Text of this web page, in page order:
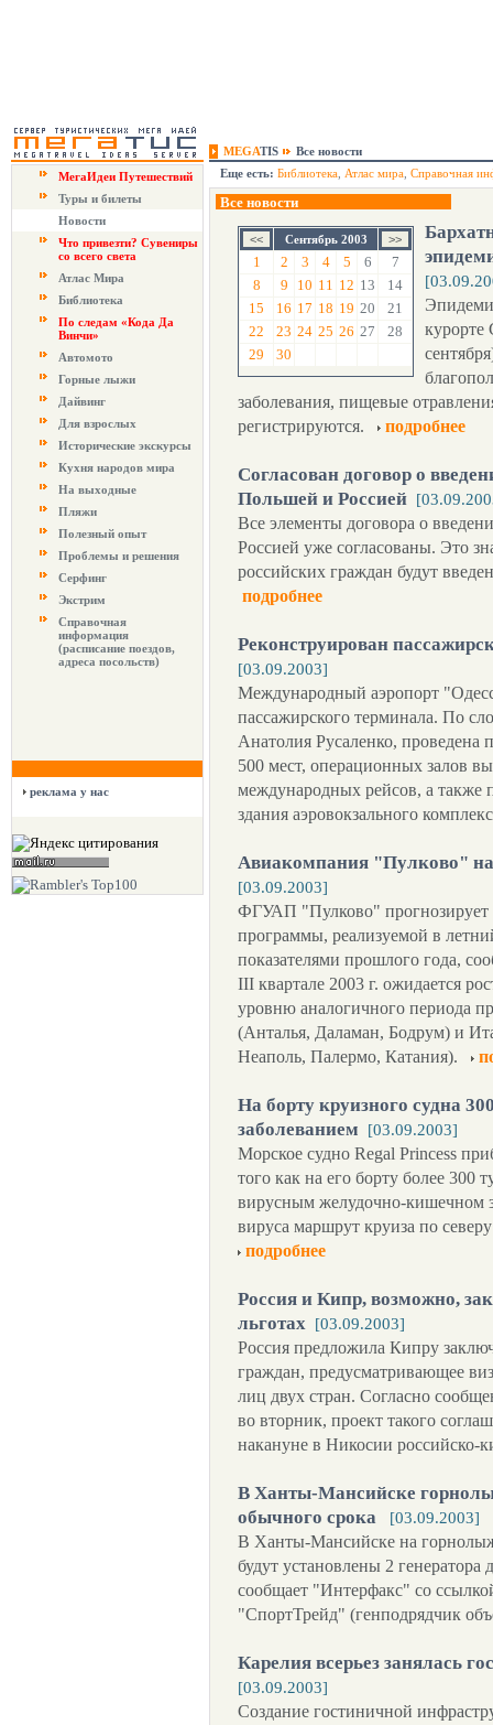
MEGATIS
Все новости
МегаИдеи Путешествий
Туры и билеты
Новости
Что привезти? Сувениры
со всего света
Атлас Мира
Библиотека
По следам «Кода Да
Винчи»
Автомото
Горные лыжи
Дайвинг
Для взрослых
Исторические экскурсы
Кухня народов мира
На выходные
Пляжи
Полезный опыт
Проблемы и решения
Серфинг
Экстрим
Справочная
информация
(расписание поездов,
адреса посольств)
реклама у нас
Еще есть: Библиотека Атлас мира Справочная
Все новости
Сентябрь 2003
1 2 3 4 5 6
7
8
9 10 11 12 13
14
15
16 17 18 19 20
21
22
23 24 25 26 27
28
29
30
курорте
заболевания, пищевые
регистрируются.
подробнее
Согласован договор о
Польшей и Россией
Все элементы договора о
Россией уже согласованы. Это
российских граждан будут
подробнее
Реконструирован
[03.09.2003]
Международный аэропорт
пассажирского терминала. По
Анатолия Русаленко, проведена
500 мест, операционных залов
международных рейсов, а также
здания аэровокзального
Авиакомпания "Пулково"
[03.09.2003]
ФГУАП "Пулково" прогнозирует
программы, реализуемой в
показателями прошлого года,
III квартале 2003 г. ожидается
уровню аналогичного периода
(Анталья, Даламан, Бодрум) и
Неаполь, Палермо, Катания).
На борту круизного судна
заболеванием
[03.09.2003]
Морское судно Regal Princess
того как на его борту более 300
вирусным желудочно-кишечном
вируса маршрут круиза по
подробнее
Россия и Кипр, возможно,
льготах [03.09.2003]
Россия предложила Кипру
граждан, предусматривающее
лиц двух стран. Согласно
во вторник, проект такого
накануне в Никосии российско-
В Ханты-Мансийске
обычного срока
[03.09.2003]
В Ханты-Мансийске на
будут установлены 2 генератора
сообщает "Интерфакс" со
"СпортТрейд" (генподрядчик
Карелия всерьез занялась
[03.09.2003]
Создание гостиничной